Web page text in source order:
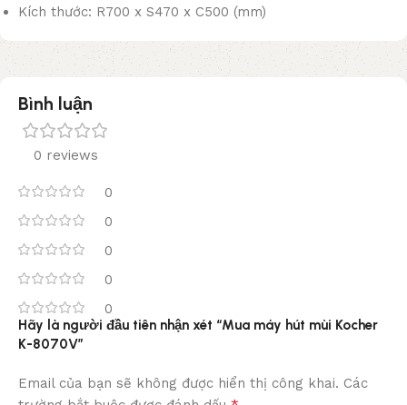
Kích thước: R700 x S470 x C500 (mm)
Bình luận
0 reviews
0
0
0
0
0
Hãy là người đầu tiên nhận xét “Mua máy hút mùi Kocher
K-8070V”
Email của bạn sẽ không được hiển thị công khai. Các